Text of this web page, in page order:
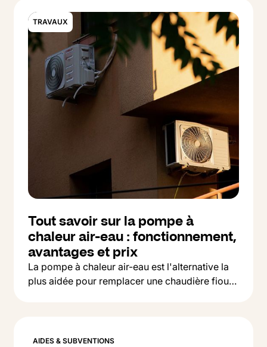
TRAVAUX
Tout savoir sur la pompe à
chaleur air-eau : fonctionnement,
avantages et prix
La pompe à chaleur air-eau est l'alternative la
plus aidée pour remplacer une chaudière fioul
AIDES & SUBVENTIONS